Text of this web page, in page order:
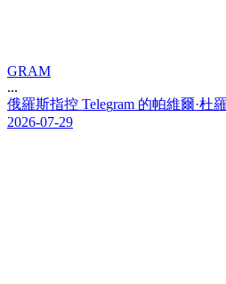
GRAM
...
俄羅斯指控 Telegram 的帕維爾·杜羅
2026-07-29